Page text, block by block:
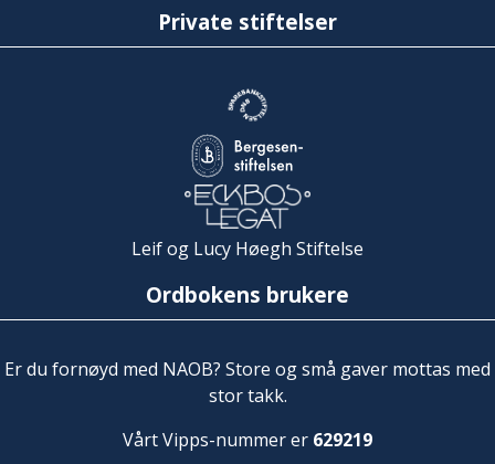
Private stiftelser
Leif og Lucy Høegh Stiftelse
Ordbokens brukere
Er du fornøyd med NAOB? Store og små gaver mottas med
stor takk.
Vårt Vipps-nummer er 629219